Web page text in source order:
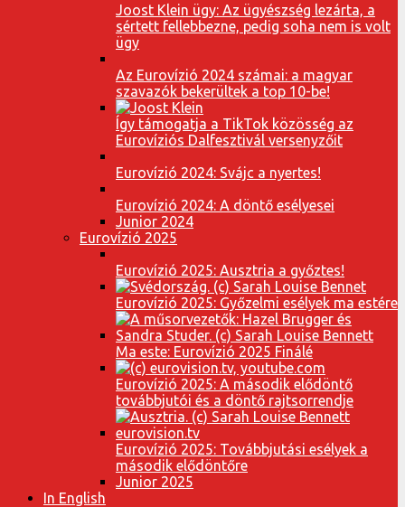
Joost Klein ügy: Az ügyészség lezárta, a
sértett fellebbezne, pedig soha nem is volt
ügy
Az Eurovízió 2024 számai: a magyar
szavazók bekerültek a top 10-be!
Így támogatja a TikTok közösség az
Eurovíziós Dalfesztivál versenyzőit
Eurovízió 2024: Svájc a nyertes!
Eurovízió 2024: A döntő esélyesei
Junior 2024
Eurovízió 2025
Eurovízió 2025: Ausztria a győztes!
Eurovízió 2025: Győzelmi esélyek ma estére
Ma este: Eurovízió 2025 Finálé
Eurovízió 2025: A második elődöntő
továbbjutói és a döntő rajtsorrendje
Eurovízió 2025: Továbbjutási esélyek a
második elődöntőre
Junior 2025
In English